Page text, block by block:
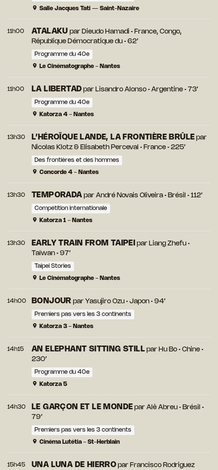
Salle Jacques Tati — Saint-Nazaire
11h00 ATALAKU par Dieudo Hamadi • France, Congo,
République Démocratique du • 62’
Programme du 40e
Le Cinématographe - Nantes
11h00 LA LIBERTAD par Lisandro Alonso • Argentine • 73’
Programme du 40e
Katorza 4 - Nantes
13h30 L’HÉROÏQUE LANDE, LA FRONTIÈRE BRÛLE par
Nicolas Klotz & Elisabeth Perceval • France • 225’
Des frontières et des hommes
Concorde 4 - Nantes
13h30 TEMPORADApar André Novais Oliveira• Brésil • 112’
Compétition internationale
Katorza 1 - Nantes
13h30 EARLY TRAIN FROM TAIPEI par Liang Zhefu •
Taïwan • 97’
Taipei Stories
Le Cinématographe - Nantes
14h00 BONJOUR par Yasujiro Ozu • Japon • 94’
Premiers pas vers les 3 continents
Katorza 3 - Nantes
14h15 AN ELEPHANT SITTING STILL par Hu Bo • Chine •
230’
Programme du 40e
Katorza 5
14h30 LE GARÇON ET LE MONDE parAlê Abreu • Brésil •
79’
Premiers pas vers les 3 continents
Cinéma Lutétia - St-Herblain
15h45 UNA LUNA DE HIERRO par Francisco Rodriguez